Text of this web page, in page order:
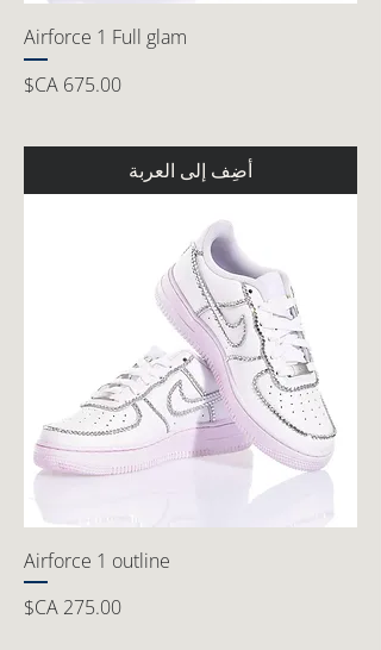
Airforce 1 Full glam
السعر
أضِف إلى العربة
Airforce 1 outline
السعر